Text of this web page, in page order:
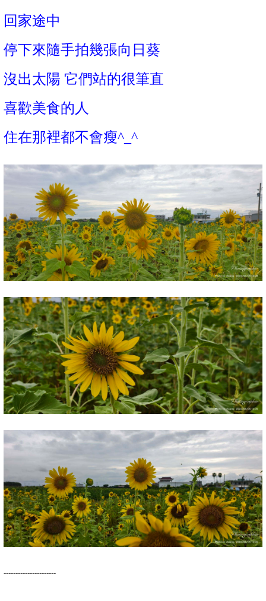
回家途中
停下來隨手拍幾張向日葵
沒出太陽 它們站的很筆直
喜歡美食的人
住在那裡都不會瘦^_^
----------------------